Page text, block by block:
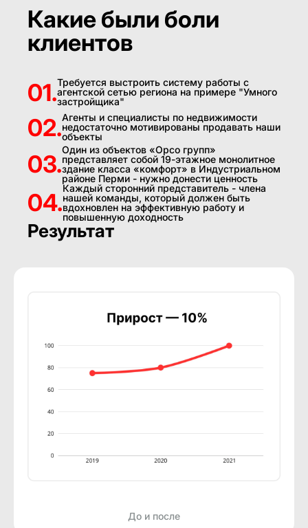
Какие были боли
клиентов
01.Требуется выстроить систему работы с
агентской сетью региона на примере "Умного
застройщика"
02.Агенты и специалисты по недвижимости
недостаточно мотивированы продавать наши
объекты
03.
Один из объектов «Орсо групп»
представляет собой 19-этажное монолитное
здание класса «комфорт» в Индустриальном
районе Перми - нужно донести ценность
04.
Каждый сторонний представитель - члена
нашей команды, который должен быть
вдохновлен на эффективную работу и
повышенную доходность
Результат
До и после